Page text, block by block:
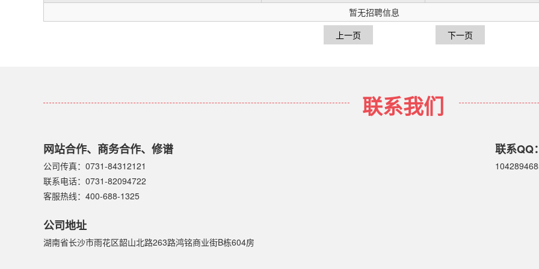
暂无招聘信息
上一页
下一页
联系我们
网站合作、商务合作、修谱
公司传真：0731-84312121
联系电话：0731-82094722
客服热线：400-688-1325
公司地址
湖南省长沙市雨花区韶山北路263路鸿铭商业街B栋604房
联系QQ